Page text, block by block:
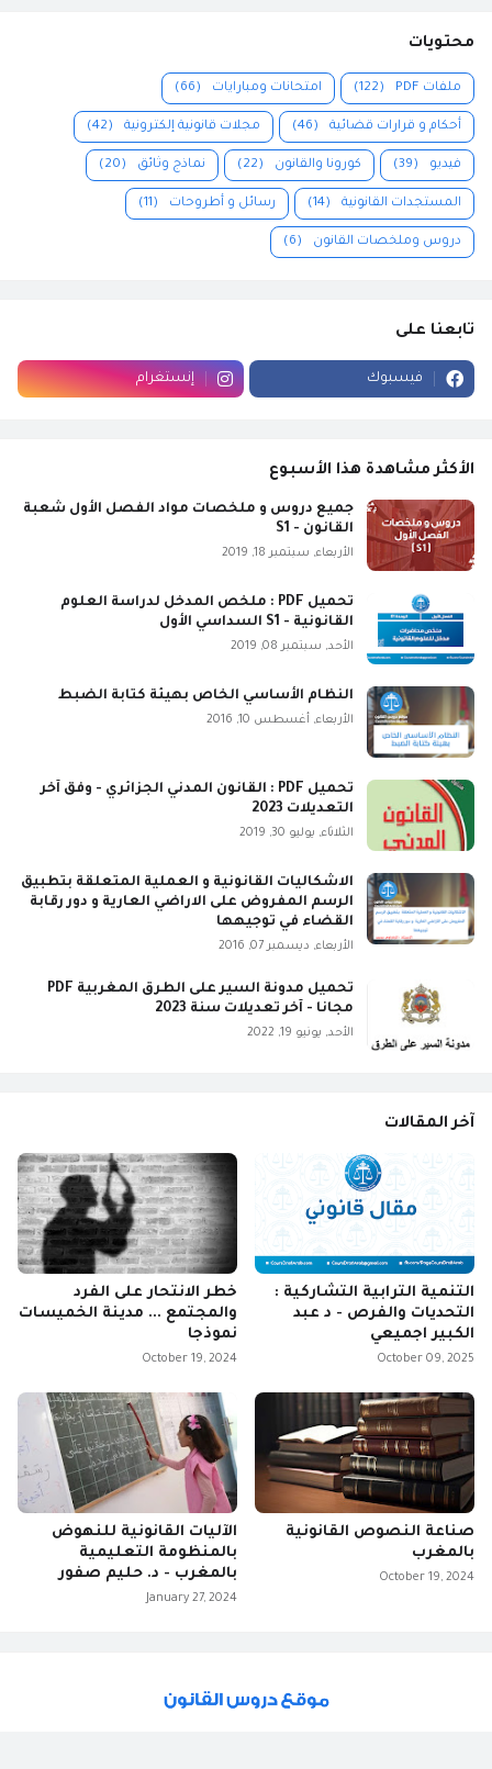
محتويات
ملفات PDF (122) امتحانات ومبارايات (66)
أحكام و قرارات قضائية (46) مجلات قانونية إلكترونية (42)
فيديو (39) كورونا والقانون (22) نماذج وثائق (20)
المستجدات القانونية (14) رسائل و أطروحات (11)
دروس وملخصات القانون (6)
تابعنا على
فيسبوك إنستغرام
الأكثر مشاهدة هذا الأسبوع
جميع دروس و ملخصات مواد الفصل الأول شعبة
القانون - S1
الأربعاء, سبتمبر 18, 2019
تحميل PDF : ملخص المدخل لدراسة العلوم
القانونية - S1 السداسي الأول
الأحد, سبتمبر 08, 2019
النظام الأساسي الخاص بهيئة كتابة الضبط
الأربعاء, أغسطس 10, 2016
تحميل PDF : القانون المدني الجزائري - وفق آخر
التعديلات 2023
الثلاثاء, يوليو 30, 2019
الاشكاليات القانونية و العملية المتعلقة بتطبيق
الرسم المفروض على الاراضي العارية و دور رقابة
القضاء في توجيهها
الأربعاء, ديسمبر 07, 2016
تحميل مدونة السير على الطرق المغربية PDF
مجانا - آخر تعديلات سنة 2023
الأحد, يونيو 19, 2022
آخر المقالات
التنمية الترابية التشاركية :
التحديات والفرص - د عبد
الكبير اجميعي
October 09, 2025
خطر الانتحار على الفرد
والمجتمع ... مدينة الخميسات
نموذجا
October 19, 2024
صناعة النصوص القانونية
بالمغرب
October 19, 2024
الآليات القانونية للنهوض
بالمنظومة التعليمية
بالمغرب - د. حليم صفور
January 27, 2024